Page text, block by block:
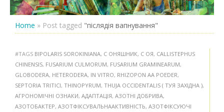
Home » Post tagged "післядія вапнування"
#TAGS BIPOLARIS SOROKINIANA, C ОНЯШНИК, C ОЯ, CALLISTEPHUS
CHINENSIS, FUSARIUM CULMORUM, FUSARIUM GRAMINEARUM,
GLOBODERA, HETERODERA, IN VITRO, RHIZOPON AA POEDER,
SEPTORIA TRITICI, THINOPYRUM, THUJA OCCIDENTALIS ( ТУЯ ЗАХІДНА ),
АГРОНОМІЧНІ ОЗНАКИ, АДАПТАЦІЯ, АЗОТНІ ДОБРИВА,
АЗОТОБАКТЕР, АЗОТФІКСУВАЛЬНААКТИВНІСТЬ, АЗОТФІКСУЮЧІ